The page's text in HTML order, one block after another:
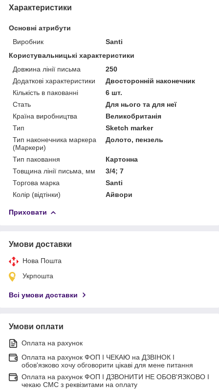
Характеристики
Основні атрибути
Виробник
Santi
Користувальницькі характеристики
Довжина лінії письма
250
Додаткові характеристики
Двосторонній наконечник
Кількість в пакованні
6 шт.
Стать
Для нього та для неї
Країна виробництва
Великобританія
Тип
Sketch marker
Тип наконечника маркера
(Маркери)
Долото, пензель
Тип паковання
Картонна
Товщина лінії письма, мм
3/4; 7
Торгова марка
Santi
Колір (відтінки)
Айвори
Приховати
Умови доставки
Нова Пошта
Укрпошта
Всі умови доставки
Умови оплати
Оплата на рахунок
Оплата на рахунок ФОП I ЧЕКАЮ на ДЗВІНОК I
обов'язково хочу обговорити цікаві для мене питання
Оплата на рахунок ФОП I ДЗВОНИТИ НЕ ОБОВ'ЯЗКОВО I
чекаю СМС з реквізитами на оплату